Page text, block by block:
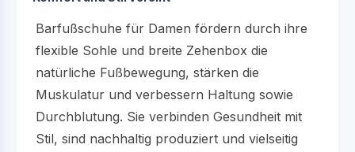
Barfußschuhe für Damen fördern durch ihre
flexible Sohle und breite Zehenbox die
natürliche Fußbewegung, stärken die
Muskulatur und verbessern Haltung sowie
Durchblutung. Sie verbinden Gesundheit mit
Stil, sind nachhaltig produziert und vielseitig